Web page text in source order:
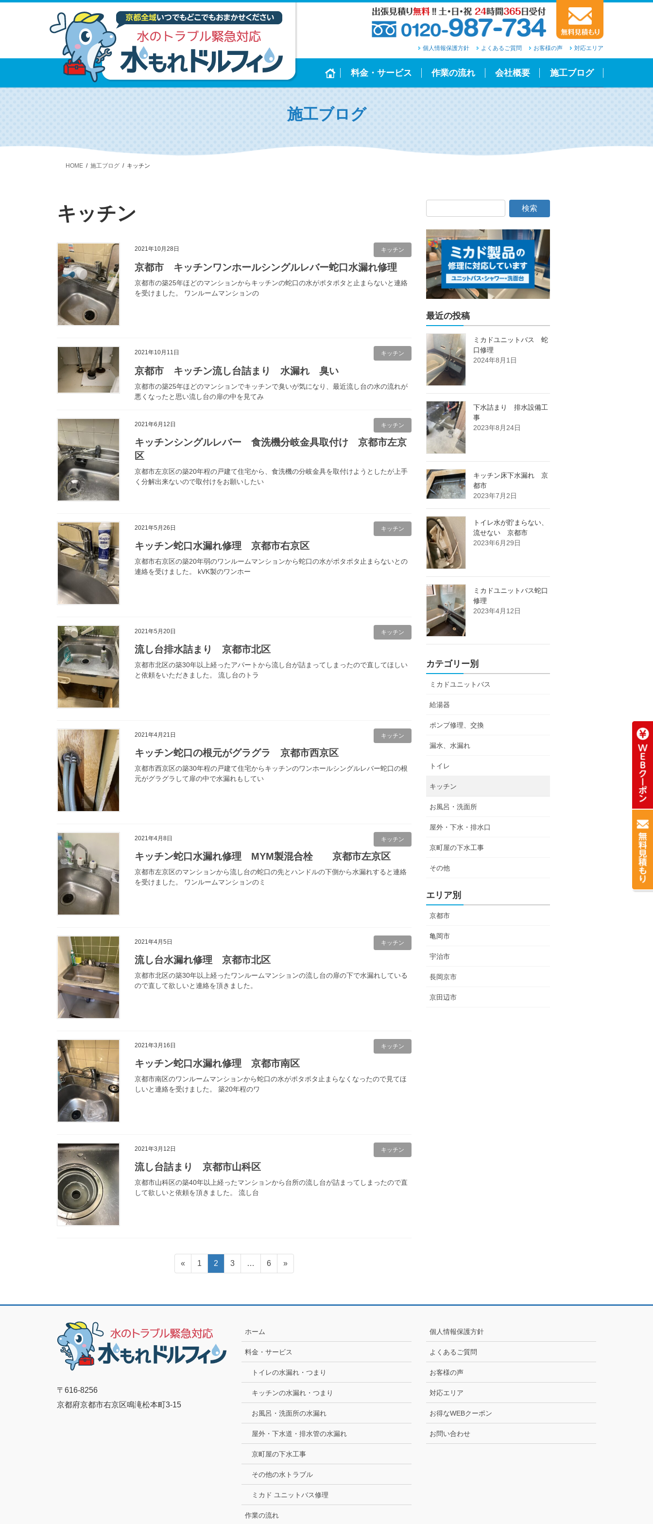
個人情報保護方針 よくあるご質問 お客様の声 対応エリア
料金・サービス 作業の流れ 会社概要 施工ブログ
施工ブログ
HOME 施工ブログ キッチン
キッチン
2021年10月28日 キッチン
京都市 キッチンワンホールシングルレバー蛇口水漏れ修理
京都市の築25年ほどのマンションからキッチンの蛇口の水がポタポタと止まらないと連絡
を受けました。 ワンルームマンションの
2021年10月11日 キッチン
京都市 キッチン流し台詰まり 水漏れ 臭い
京都市の築25年ほどのマンションでキッチンで臭いが気になり、最近流し台の水の流れが
悪くなったと思い流し台の扉の中を見てみ
2021年6月12日 キッチン
キッチンシングルレバー 食洗機分岐金具取付け 京都市左京
区
京都市左京区の築20年程の戸建て住宅から、食洗機の分岐金具を取付けようとしたが上手
く分解出来ないので取付けをお願いしたい
2021年5月26日 キッチン
キッチン蛇口水漏れ修理 京都市右京区
京都市右京区の築20年弱のワンルームマンションから蛇口の水がポタポタ止まらないとの
連絡を受けました。 kVK製のワンホー
2021年5月20日 キッチン
流し台排水詰まり 京都市北区
京都市北区の築30年以上経ったアパートから流し台が詰まってしまったので直してほしい
と依頼をいただきました。 流し台のトラ
2021年4月21日 キッチン
キッチン蛇口の根元がグラグラ 京都市西京区
京都市西京区の築30年程の戸建て住宅からキッチンのワンホールシングルレバー蛇口の根
元がグラグラして扉の中で水漏れもしてい
2021年4月8日 キッチン
キッチン蛇口水漏れ修理 MYM製混合栓 京都市左京区
京都市左京区のマンションから流し台の蛇口の先とハンドルの下側から水漏れすると連絡
を受けました。 ワンルームマンションのミ
2021年4月5日 キッチン
流し台水漏れ修理 京都市北区
京都市北区の築30年以上経ったワンルームマンションの流し台の扉の下で水漏れしている
ので直して欲しいと連絡を頂きました。
2021年3月16日 キッチン
キッチン蛇口水漏れ修理 京都市南区
京都市南区のワンルームマンションから蛇口の水がポタポタ止まらなくなったので見てほ
しいと連絡を受けました。 築20年程のワ
2021年3月12日 キッチン
流し台詰まり 京都市山科区
京都市山科区の築40年以上経ったマンションから台所の流し台が詰まってしまったので直
して欲しいと依頼を頂きました。 流し台
ペ
ー
ジ
送
«
固
定
1
固
定
2
固
定
3 …
固
定
6 »
最近の投稿
ミカドユニットバス 蛇
口修理
2024年8月1日
下水詰まり 排水設備工
事
2023年8月24日
キッチン床下水漏れ 京
都市
2023年7月2日
トイレ水が貯まらない、
流せない 京都市
2023年6月29日
ミカドユニットバス蛇口
修理
2023年4月12日
カテゴリー別
ミカドユニットバス
給湯器
ポンプ修理、交換
漏水、水漏れ
トイレ
キッチン
お風呂・洗面所
屋外・下水・排水口
京町屋の下水工事
その他
エリア別
京都市
亀岡市
宇治市
長岡京市
京田辺市
〒616-8256
京都府京都市右京区鳴滝松本町3-15
ホーム
料金・サービス
トイレの水漏れ・つまり
キッチンの水漏れ・つまり
お風呂・洗面所の水漏れ
屋外・下水道・排水管の水漏れ
京町屋の下水工事
その他の水トラブル
ミカド ユニットバス修理
作業の流れ
個人情報保護方針
よくあるご質問
お客様の声
対応エリア
お得なWEBクーポン
お問い合わせ